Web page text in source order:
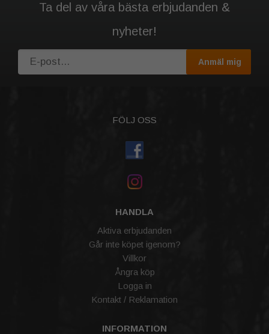
Ta del av våra bästa erbjudanden &
nyheter!
Anmäl mig
FÖLJ OSS
HANDLA
Aktiva erbjudanden
Går inte köpet igenom?
Villkor
Ångra köp
Logga in
Kontakt / Reklamation
INFORMATION